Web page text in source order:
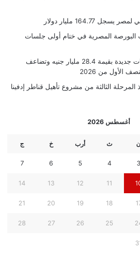
164.77 مليار دولار
المصرية في ختام أولى جلسات
مدينة مصر تسجل مبيعات جديدة بقيمة 28.4 مليار جنيه وتضاعف
الأول من 2026
المرحلة الثالثة من مشروع تأهيل قناطر إدفينا
أغسطس 2026
ن ث أرب خ ج
3
4
5
6
7
11
12
13
14
18
19
20
21
25
26
27
28